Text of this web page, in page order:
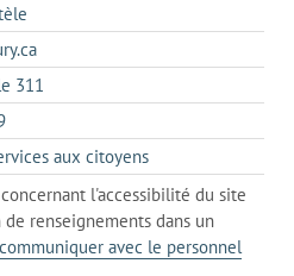
dans
un
nouvel
s'ouvre
dans
votre
de
messagerie
311
dans
un
client
de
votre
téléphone
s'ouvre
dans
un
client
de
votre
aux citoyenss'ouvre
dans
l'onglet
actuel
l'accessibilité du site
renseignements dans un
communiquer avec le personnel